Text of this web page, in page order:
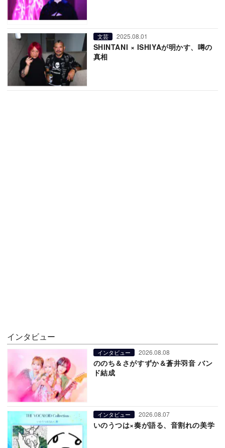
文芸 2025.08.01
SHINTANI × ISHIYAが明かす、噂の
真相
インタビュー
インタビュー 2026.08.08
ののち＆さがすずか＆蒼井羽音 バン
ド結成
インタビュー 2026.08.07
いのうつは×奏が語る、音割れの美学